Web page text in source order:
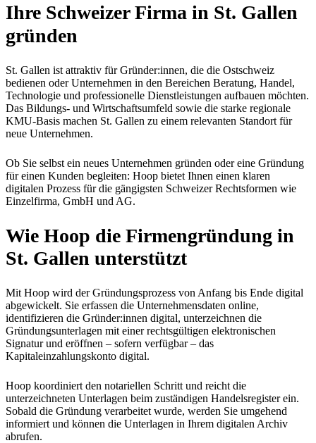
Ihre Schweizer Firma in St. Gallen
gründen
St. Gallen ist attraktiv für Gründer:innen, die die Ostschweiz
bedienen oder Unternehmen in den Bereichen Beratung, Handel,
Technologie und professionelle Dienstleistungen aufbauen möchten.
Das Bildungs- und Wirtschaftsumfeld sowie die starke regionale
KMU-Basis machen St. Gallen zu einem relevanten Standort für
neue Unternehmen.
Ob Sie selbst ein neues Unternehmen gründen oder eine Gründung
für einen Kunden begleiten: Hoop bietet Ihnen einen klaren
digitalen Prozess für die gängigsten Schweizer Rechtsformen wie
Einzelfirma, GmbH und AG.
Wie Hoop die Firmengründung in
St. Gallen unterstützt
Mit Hoop wird der Gründungsprozess von Anfang bis Ende digital
abgewickelt. Sie erfassen die Unternehmensdaten online,
identifizieren die Gründer:innen digital, unterzeichnen die
Gründungsunterlagen mit einer rechtsgültigen elektronischen
Signatur und eröffnen – sofern verfügbar – das
Kapitaleinzahlungskonto digital.
Hoop koordiniert den notariellen Schritt und reicht die
unterzeichneten Unterlagen beim zuständigen Handelsregister ein.
Sobald die Gründung verarbeitet wurde, werden Sie umgehend
informiert und können die Unterlagen in Ihrem digitalen Archiv
abrufen.